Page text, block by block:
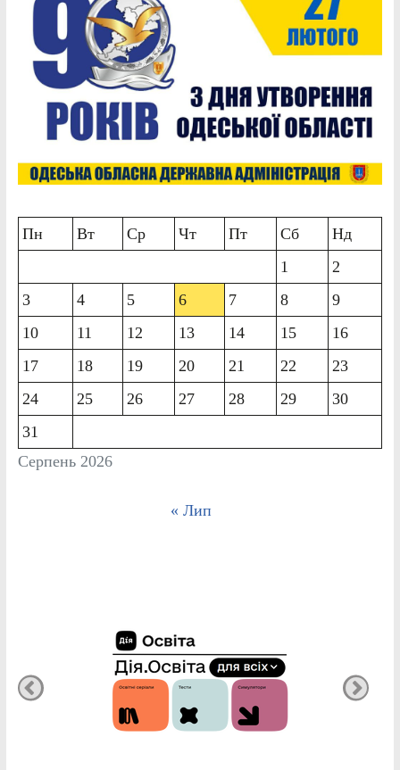
Серпень 2026
Пн Вт Ср Чт Пт Сб
Нд
1
2
3
4 5 6 7 8
9
10
11 12 13 14 15
16
17
18 19 20 21 22
23
24
25 26 27 28 29
30
31
« Лип